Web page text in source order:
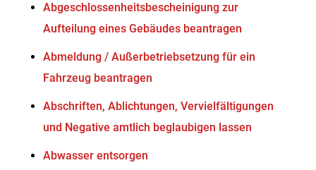
Abgeschlossenheitsbescheinigung zur
Aufteilung eines Gebäudes beantragen
Abmeldung / Außerbetriebsetzung für ein
Fahrzeug beantragen
Abschriften, Ablichtungen, Vervielfältigungen
und Negative amtlich beglaubigen lassen
Abwasser entsorgen